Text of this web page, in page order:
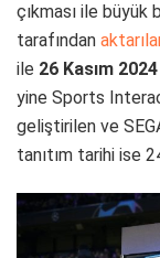
çıkması ile büyük
tarafından
ile 26 Kasım 2024
yine Sports
geliştirilen ve
tanıtım tarihi ise